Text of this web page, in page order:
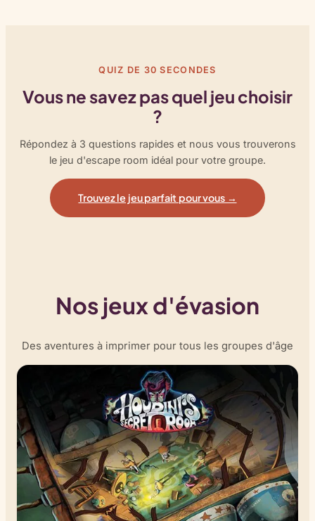
QUIZ DE 30 SECONDES
Vous ne savez pas quel jeu choisir
?
Répondez à 3 questions rapides et nous vous trouverons
le jeu d'escape room idéal pour votre groupe.
Trouvez le jeu parfait pour vous →
Nos jeux d'évasion
Des aventures à imprimer pour tous les groupes d'âge